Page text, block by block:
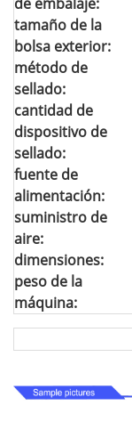
de embalaje:
tamaño de la
bolsa exterior:
método de
sellado:
cantidad de
dispositivo de
sellado:
fuente de
alimentación:
suministro de
aire:
dimensiones:
peso de la
máquina: